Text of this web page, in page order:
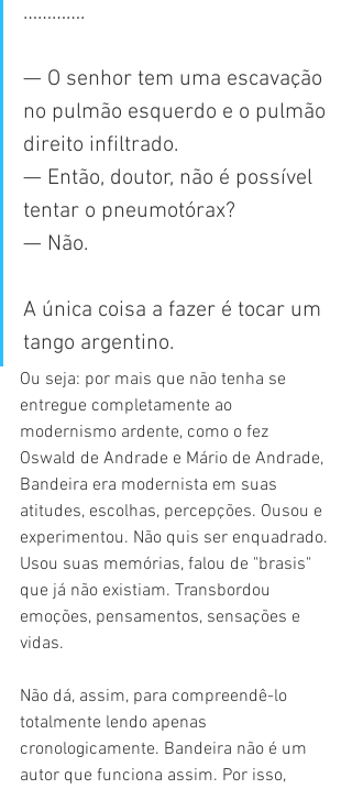
………….
— O senhor tem uma escavação
no pulmão esquerdo e o pulmão
direito infiltrado.
— Então, doutor, não é possível
tentar o pneumotórax?
— Não.
A única coisa a fazer é tocar um
tango argentino.
Ou seja: por mais que não tenha se
entregue completamente ao
modernismo ardente, como o fez
Oswald de Andrade e Mário de Andrade,
Bandeira era modernista em suas
atitudes, escolhas, percepções. Ousou e
experimentou. Não quis ser enquadrado.
Usou suas memórias, falou de "brasis"
que já não existiam. Transbordou
emoções, pensamentos, sensações e
vidas.
Não dá, assim, para compreendê-lo
totalmente lendo apenas
cronologicamente. Bandeira não é um
autor que funciona assim. Por isso,